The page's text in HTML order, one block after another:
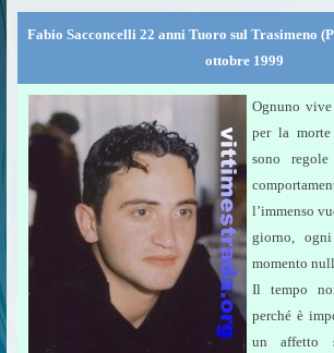
Fabio Sacconcelli 22 anni Tuoro sul Trasimeno
ottobre 1999
Ognuno
per la
sono
l’immenso
giorno,
momento
Il tempo
perché è
un affetto